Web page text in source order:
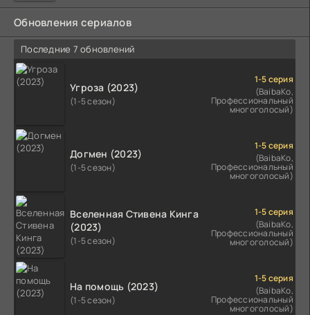
Обновления сериалов
Последние 7 обновлений
Угроза (2023)
(1-5 сезон)
1-5 серия
(BaibaKo,
Профессиональный
многоголосый)
Догмен (2023)
(1-5 сезон)
1-5 серия
(BaibaKo,
Профессиональный
многоголосый)
Вселенная Стивена Кинга
(2023)
(1-5 сезон)
1-5 серия
(BaibaKo,
Профессиональный
многоголосый)
На помощь (2023)
(1-5 сезон)
1-5 серия
(BaibaKo,
Профессиональный
многоголосый)